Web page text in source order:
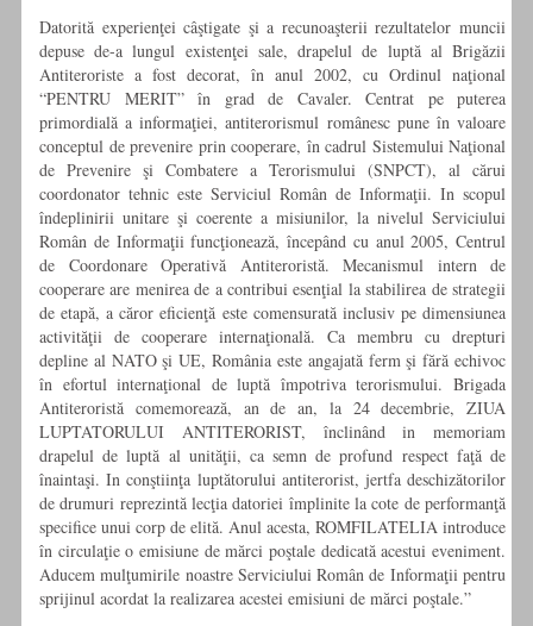
Datorită experienţei câştigate şi a recunoaşterii rezultatelor muncii
depuse de-a lungul existenţei sale, drapelul de luptă al Brigăzii
Antiteroriste a fost decorat, în anul 2002, cu Ordinul naţional
“PENTRU MERIT” în grad de Cavaler. Centrat pe puterea
primordială a informaţiei, antiterorismul românesc pune în valoare
conceptul de prevenire prin cooperare, în cadrul Sistemului Naţional
de Prevenire şi Combatere a Terorismului (SNPCT), al cărui
coordonator tehnic este Serviciul Român de Informaţii. In scopul
îndeplinirii unitare şi coerente a misiunilor, la nivelul Serviciului
Român de Informaţii funcţionează, începând cu anul 2005, Centrul
de Coordonare Operativă Antiteroristă. Mecanismul intern de
cooperare are menirea de a contribui esenţial la stabilirea de strategii
de etapă, a căror eficienţă este comensurată inclusiv pe dimensiunea
activităţii de cooperare internaţională. Ca membru cu drepturi
depline al NATO şi UE, România este angajată ferm şi fără echivoc
în efortul internaţional de luptă împotriva terorismului. Brigada
Antiteroristă comemorează, an de an, la 24 decembrie, ZIUA
LUPTATORULUI ANTITERORIST, înclinând in memoriam
drapelul de luptă al unităţii, ca semn de profund respect faţă de
înaintaşi. In conştiinţa luptătorului antiterorist, jertfa deschizătorilor
de drumuri reprezintă lecţia datoriei împlinite la cote de performanţă
specifice unui corp de elită. Anul acesta, ROMFILATELIA introduce
în circulaţie o emisiune de mărci poştale dedicată acestui eveniment.
Aducem mulţumirile noastre Serviciului Român de Informaţii pentru
sprijinul acordat la realizarea acestei emisiuni de mărci poştale.”